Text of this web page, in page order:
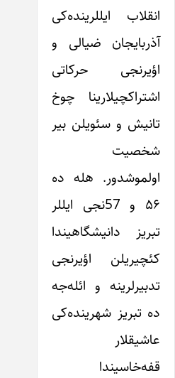
انقلاب ایللرینده‌کی
آذربایجان ضیالی و
اؤیرنجی حرکاتی
اشتراکچیلارینا چوخ
تانیش و سئویلن بیر
شخصیت‌
اولموشدور. هله ده
۵۶ و 57نجی ایللر
تبریز دانیشگاهیندا
کئچیریلن اؤیرنجی
تدبیرلرینه و ائله‌جه
ده تبریز شهرینده‌کی
عاشیقلار
قفه‌خاسیندا